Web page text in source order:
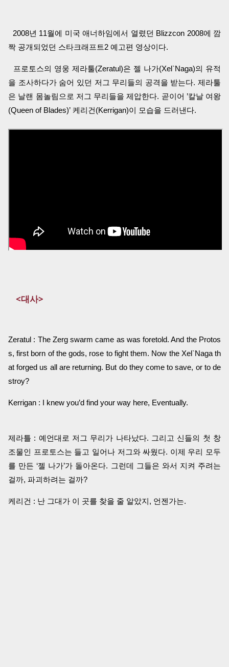
2008년 11월에 미국 애너하임에서 열렸던 Blizzcon 2008에 깜
짝 공개되었던 스타크래프트2 예고편 영상이다.
프로토스의 영웅 제라툴(Zeratul)은 젤 나가(Xel`Naga)의 유적
을 조사하다가 숨어 있던 저그 무리들의 공격을 받는다. 제라툴
은 날랜 몸놀림으로 저그 무리들을 제압한다. 곧이어 ’칼날 여왕
(Queen of Blades)’ 케리건(Kerrigan)이 모습을 드러낸다.
<대사>
Zeratul : The Zerg swarm came as was foretold. And the Protos
s, first born of the gods, rose to fight them. Now the Xel`Naga th
at forged us all are returning. But do they come to save, or to de
stroy?
Kerrigan : I knew you’d find your way here, Eventually.
제라틀 : 예언대로 저그 무리가 나타났다. 그리고 신들의 첫 창
조물인 프로토스는 들고 일어나 저그와 싸웠다. 이제 우리 모두
를 만든 ‘젤 나가’가 돌아온다. 그런데 그들은 와서 지켜 주려는
걸까, 파괴하려는 걸까?
케리건 : 난 그대가 이 곳를 찾을 줄 알았지, 언젠가는.